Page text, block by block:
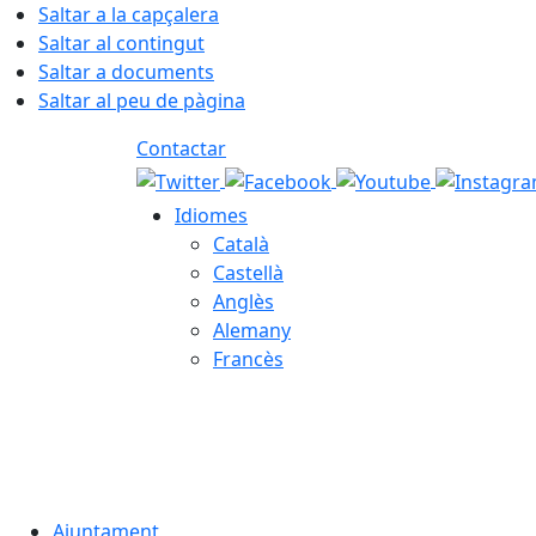
Saltar a la capçalera
Saltar al contingut
Saltar a documents
Saltar al peu de pàgina
Contactar
Idiomes
Català
Castellà
Anglès
Alemany
Francès